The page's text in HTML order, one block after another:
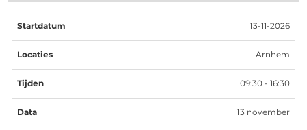
13-11-2026
Arnhem
09:30 - 16:30
13 november